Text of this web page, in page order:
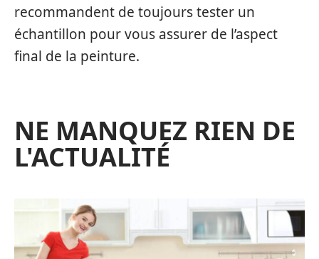
recommandent de toujours tester un
échantillon pour vous assurer de l’aspect
final de la peinture.
NE MANQUEZ RIEN DE
L'ACTUALITÉ